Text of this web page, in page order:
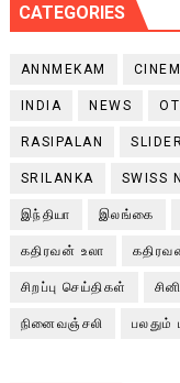
CATEGORIES
ANNMEKAM
INDIA NEWS
RASIPALAN SLIDER
SRILANKA SWISS
இந்தியா இலங்கை
கதிரவன் உலா
சிறப்பு செய்திகள்
நினைவஞ்சலி பலதும்